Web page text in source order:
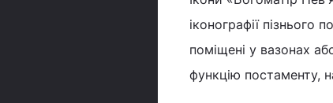
іконографії
поміщені у вазонах
функцію постаменту,